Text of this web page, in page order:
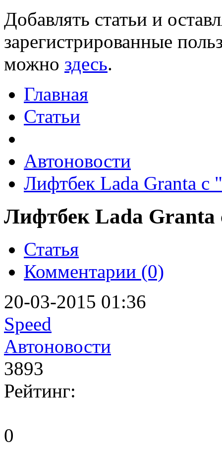
Добавлять статьи и
зарегистрированные
можно здесь.
Главная
Статьи
Автоновости
Лифтбек Lada Granta c
Лифтбек Lada Granta
Статья
Комментарии (0)
20-03-2015 01:36
Speed
Автоновости
3893
Рейтинг:
0